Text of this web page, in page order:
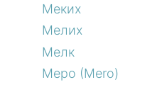
Меких
Мелих
Мелк
Меро (Mero)